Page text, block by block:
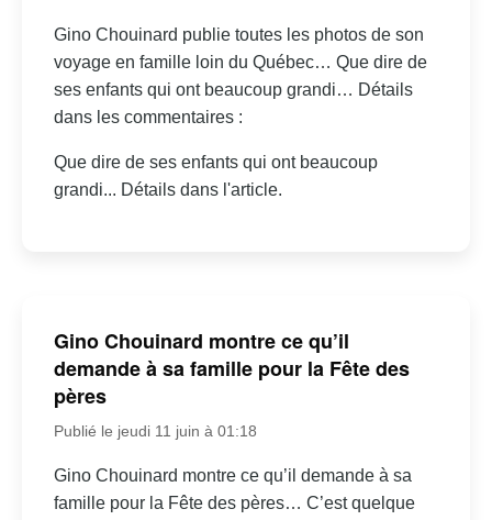
Gino Chouinard publie toutes les photos de son
voyage en famille loin du Québec… Que dire de
ses enfants qui ont beaucoup grandi… Détails
dans les commentaires :
Que dire de ses enfants qui ont beaucoup
grandi... Détails dans l'article.
Gino Chouinard montre ce qu’il
demande à sa famille pour la Fête des
pères
Publié le jeudi 11 juin à 01:18
Gino Chouinard montre ce qu’il demande à sa
famille pour la Fête des pères… C’est quelque